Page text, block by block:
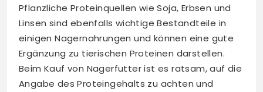
Pflanzliche Proteinquellen wie Soja, Erbsen und
Linsen sind ebenfalls wichtige Bestandteile in
einigen Nagernahrungen und können eine gute
Ergänzung zu tierischen Proteinen darstellen.
Beim Kauf von Nagerfutter ist es ratsam, auf die
Angabe des Proteingehalts zu achten und